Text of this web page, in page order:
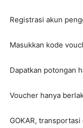
Registrasi akun
Masukkan kode
Dapatkan potongan
Voucher hanya
GOKAR,